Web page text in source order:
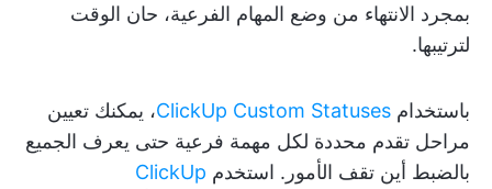
بمجرد الانتهاء من وضع المهام الفرعية، حان الوقت
لترتيبها.
باستخدام ClickUp Custom Statuses، يمكنك تعيين
مراحل تقدم محددة لكل مهمة فرعية حتى يعرف الجميع
بالضبط أين تقف الأمور. استخدم ClickUp